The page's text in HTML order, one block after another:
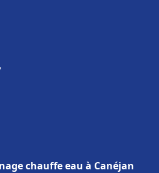
chauffe eau à Canéjan